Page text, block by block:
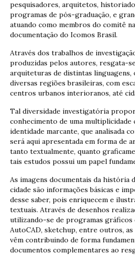
pesquisadores, arquitetos,
programas de pós-graduação, e
atuando como membros do comitê
documentação do Icomos Brasil.
Através dos trabalhos de
produzidas pelos autores, resgata-
arquiteturas de distintas linguagens,
diversas regiões brasileiras, com
centros urbanos interioranos, até
Tal diversidade investigatória
conhecimento de uma
identidade marcante, que analisada
será aqui apresentada em forma de
tanto textualmente, quanto
tais estudos possui um papel
As imagens documentais da história
cidade são informações básicas e
desse saber, pois enriquecem e
textuais. Através de desenhos
utilizando-se de programas gráficos
AutoCAD, sketchup, entre outros,
vêm contribuindo de forma
documentos complementares ao